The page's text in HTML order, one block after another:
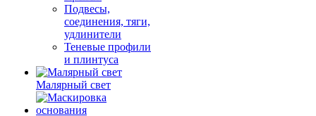
Подвесы,
соединения, тяги,
удлинители
Теневые профили
и плинтуса
Малярный свет